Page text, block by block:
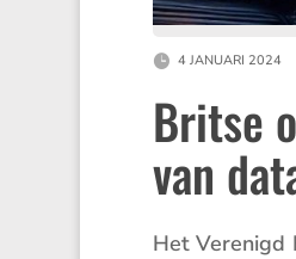
4 JANUARI 2024
Britse
van
Het Verenigd